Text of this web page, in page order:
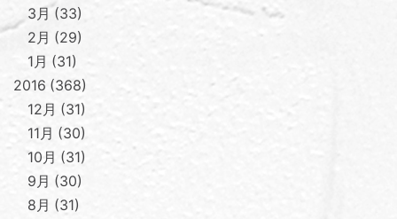
3月
33
2月
29
1月
31
2016 368
12月
31
11月
30
10月
31
9月
30
8月
31